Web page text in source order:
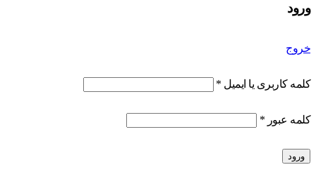
ورود
خروج
کلمه کاربری یا ایمیل *
کلمه عبور *
ورود